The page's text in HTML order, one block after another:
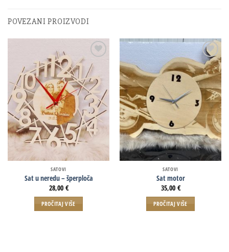
POVEZANI PROIZVODI
SATOVI
Sat u neredu – šperploča
28,00 €
PROČITAJ VIŠE
SATOVI
Sat motor
35,00 €
PROČITAJ VIŠE